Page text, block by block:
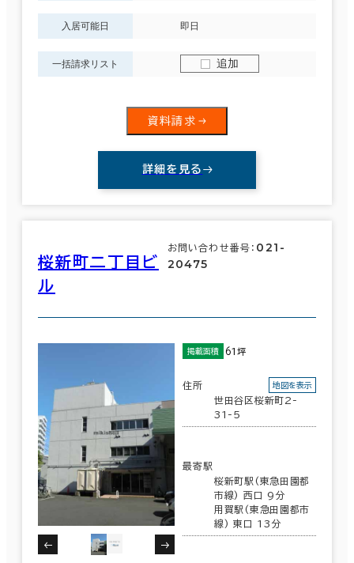
入居可能日 即日
一括請求リスト 追加
資料請求
詳細を見る
桜新町二丁目ビ
ル
お問い合わせ番号： 021-
20475
掲載面積 61坪
住所
世田谷区桜新町2-
31-5
地図を表示
最寄駅
桜新町駅(東急田園都
市線) 西口 9分
用賀駅(東急田園都市
線) 東口 13分
この条件で検索する
６か月以上
20年以内
階数
制震・免震構造
駐車場設備あり
1フロア面積100坪以上